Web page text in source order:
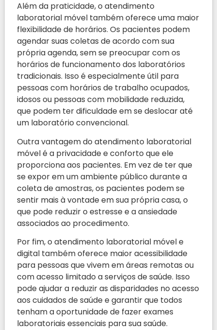
Além da praticidade, o atendimento
laboratorial móvel também oferece uma maior
flexibilidade de horários. Os pacientes podem
agendar suas coletas de acordo com sua
própria agenda, sem se preocupar com os
horários de funcionamento dos laboratórios
tradicionais. Isso é especialmente útil para
pessoas com horários de trabalho ocupados,
idosos ou pessoas com mobilidade reduzida,
que podem ter dificuldade em se deslocar até
um laboratório convencional.
Outra vantagem do atendimento laboratorial
móvel é a privacidade e conforto que ele
proporciona aos pacientes. Em vez de ter que
se expor em um ambiente público durante a
coleta de amostras, os pacientes podem se
sentir mais à vontade em sua própria casa, o
que pode reduzir o estresse e a ansiedade
associados ao procedimento.
Por fim, o atendimento laboratorial móvel e
digital também oferece maior acessibilidade
para pessoas que vivem em áreas remotas ou
com acesso limitado a serviços de saúde. Isso
pode ajudar a reduzir as disparidades no acesso
aos cuidados de saúde e garantir que todos
tenham a oportunidade de fazer exames
laboratoriais essenciais para sua saúde.